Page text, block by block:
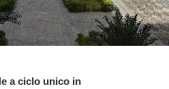
a ciclo unico in